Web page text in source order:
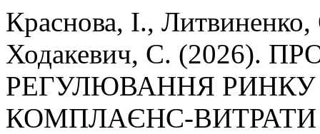
Краснова, І.,
Ходакевич, С. (2026).
РЕГУЛЮВАННЯ РИНКУ
КОМПЛАЄНС-ВИТРАТИ